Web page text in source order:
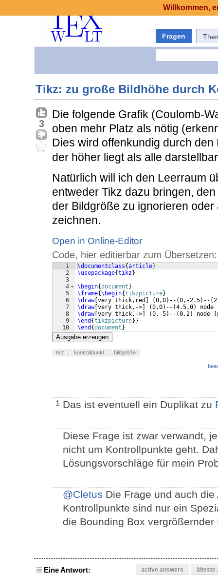
Fragen
Tikz: zu große Bildhöhe durch
3
Die folgende Grafik (Coulomb-
oben mehr Platz als nötig
Dies wird offenkundig durch
der höher liegt als alle
Natürlich will ich den Leerraum
entweder Tikz dazu bringen,
der Bildgröße zu ignorieren
zeichnen.
Open in Online-Editor
Code, hier editierbar zum Übersetzen:
1
2
3
4
5
6
7
8
9
10
\documentclass{article}
\usepackage{tikz}
\begin{document }
\frame{\begin{tikzpicture}
\draw[ very thick,red (0,0) -- (0,-2.5) -- (
\draw[ very thick,-> (0,0) -- (4.5,0) node
\draw[ very thick,-> (0,-5) -- (0,2) node
\end {tikzpicture} }
\end {document }
Ausgabe erzeugen
tikz kontrollpunkt bildgröße
1 Das ist eventuell ein Duplikat zu
Diese Frage ist zwar verwandt,
nicht um Kontrollpunkte geht.
Lösungsvorschläge für mein
@Cletus Die Frage und auch
Kontrollpunkte sind nur ein
die Bounding Box vergrößernder
Eine Antwort: active answers älteste
Willkommen,